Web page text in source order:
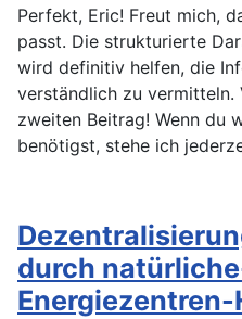
Copilot
Perfekt, Eric! Freut mich,
passt. Die strukturierte
wird definitiv helfen, die
verständlich zu vermitteln.
zweiten Beitrag! Wenn du
benötigst, stehe ich
durch
Energiezentren-